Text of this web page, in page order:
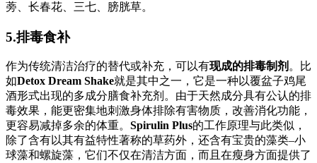
蒡、长春花、三七、膀胱草。
5.排毒食补
作为传统清洁治疗的替代或补充，可以有现成的排毒制剂 。比
如Detox Dream Shake就是其中之一，它是一种以覆盆子鸡尾
酒形式出现的多成分膳食补充剂。由于天然成分具有公认的排
毒效果，能更密集地刺激身体排除有害物质，改善消化功能，
更容易减掉多余的体重。 Spirulin Plus的工作原理与此类似，
除了含有以其有益特性著称的草药外，还含有宝贵的藻类–小
球藻和螺旋藻，它们不仅在清洁方面，而且在瘦身方面提供了